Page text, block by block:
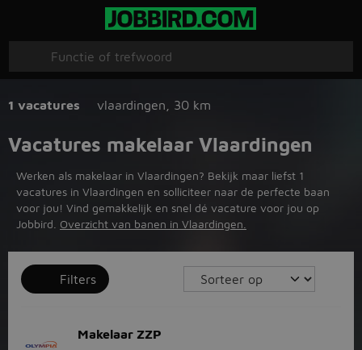
1 vacatures vlaardingen 30 km
Vacatures makelaar Vlaardingen
Werken als makelaar in Vlaardingen? Bekijk maar liefst 1
vacatures in Vlaardingen en solliciteer naar de perfecte baan
voor jou! Vind gemakkelijk en snel dé vacature voor jou op
Jobbird. Overzicht van banen in Vlaardingen.
Filters
Makelaar ZZP